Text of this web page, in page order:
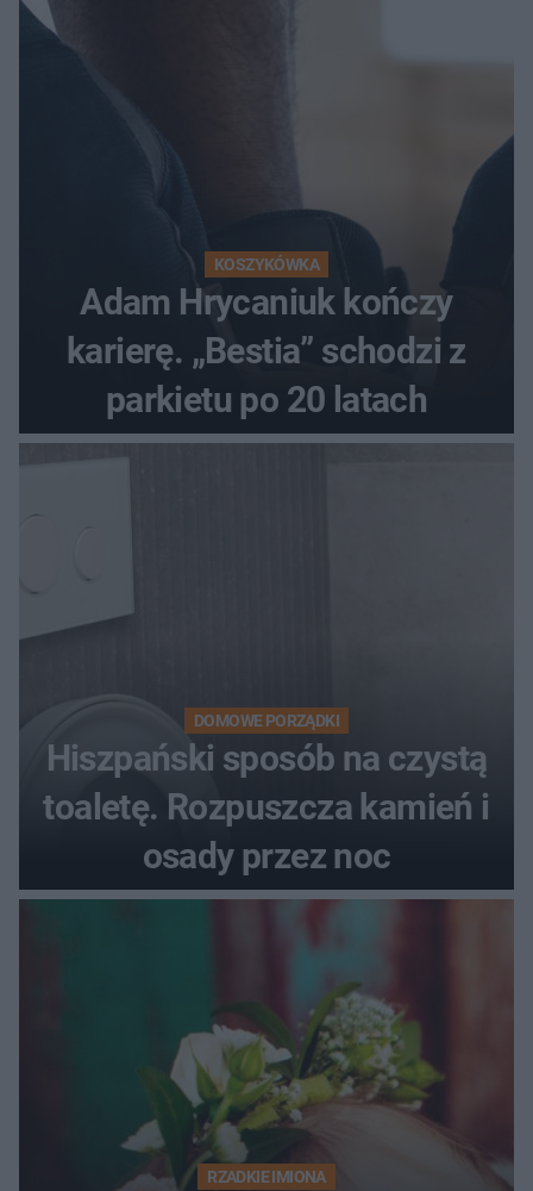
KOSZYKÓWKA
Adam Hrycaniuk kończy
karierę. „Bestia” schodzi z
parkietu po 20 latach
DOMOWE PORZĄDKI
Hiszpański sposób na czystą
toaletę. Rozpuszcza kamień i
osady przez noc
RZADKIE IMIONA